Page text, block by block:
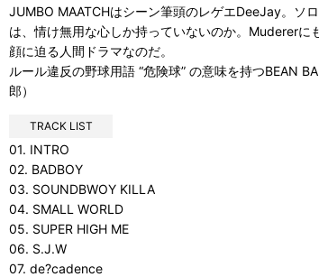
JUMBO MAATCHはシーン筆頭のレゲエDeeJay。ソ
は、情け無用な心しか持っていないのか。Mudererに
顔に迫る人間ドラマなのだ。
ルール違反の野球用語 “危険球” の意味を持つBEAN
郎）
TRACK LIST
01. INTRO
02. BADBOY
03. SOUNDBWOY KILLA
04. SMALL WORLD
05. SUPER HIGH ME
06. S.J.W
07. de?cadence